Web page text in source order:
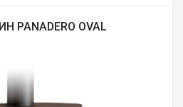
PANADERO OVAL